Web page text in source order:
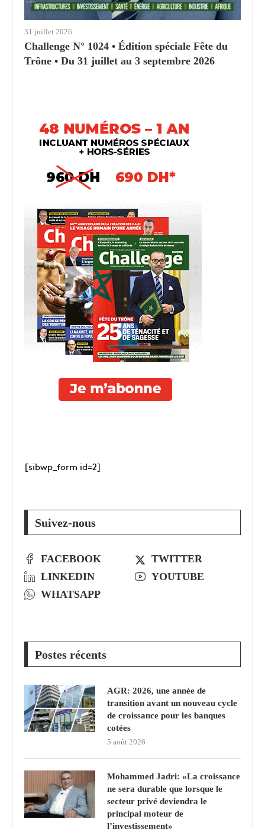
31 juillet 2026
Challenge N° 1024 • Édition spéciale Fête du
Trône • Du 31 juillet au 3 septembre 2026
[sibwp_form id=2]
Suivez-nous
FACEBOOK
TWITTER
LINKEDIN
YOUTUBE
WHATSAPP
Postes récents
AGR: 2026, une année de
transition avant un nouveau cycle
de croissance pour les banques
cotées
5 août 2026
Mohammed Jadri: «La croissance
ne sera durable que lorsque le
secteur privé deviendra le
principal moteur de
l’investissement»